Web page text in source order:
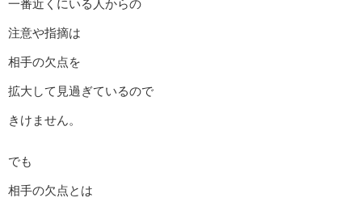
一番近くにいる人からの
注意や指摘は
相手の欠点を
拡大して見過ぎているので
きけません。
でも
相手の欠点とは